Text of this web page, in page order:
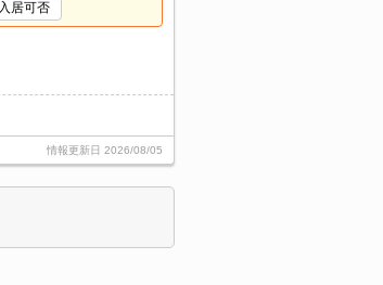
入居可否
情報更新日 2026/08/05